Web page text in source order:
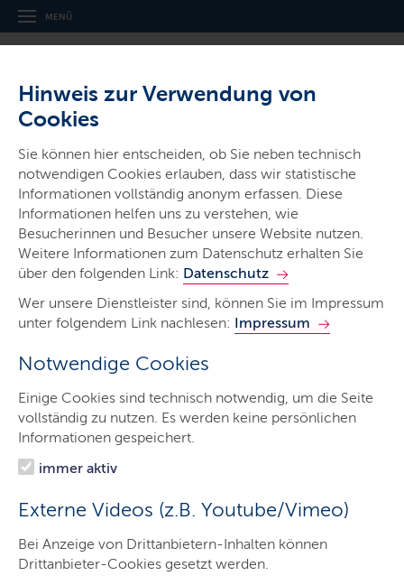
Hinweis zur Verwendung von
Cookies
Sie können hier entscheiden, ob Sie neben technisch
notwendigen Cookies erlauben, dass wir statistische
Informationen vollständig anonym erfassen. Diese
Informationen helfen uns zu verstehen, wie
Besucherinnen und Besucher unsere Website nutzen.
Weitere Informationen zum Datenschutz erhalten Sie
über den folgenden Link: Datenschutz
Wer unsere Dienstleister sind, können Sie im Impressum
unter folgendem Link nachlesen: Impressum
Notwendige Cookies
Einige Cookies sind technisch notwendig, um die Seite
vollständig zu nutzen. Es werden keine persönlichen
Informationen gespeichert.
immer aktiv
Externe Videos (z.B. Youtube/Vimeo)
Bei Anzeige von Drittanbietern-Inhalten können
Drittanbieter-Cookies gesetzt werden.
MENÜ
Landesamt für Zuwanderung
und Flüchtlinge
Ministerien & Behörden
Start
Über uns
Fachkräfteeinwanderung
Aufnahme
Rückkehr
Karriere